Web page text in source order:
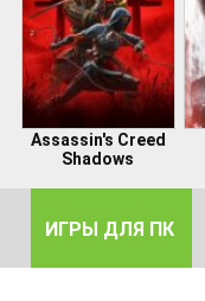
Assassin's Creed
Shadows
ИГРЫ ДЛЯ ПК